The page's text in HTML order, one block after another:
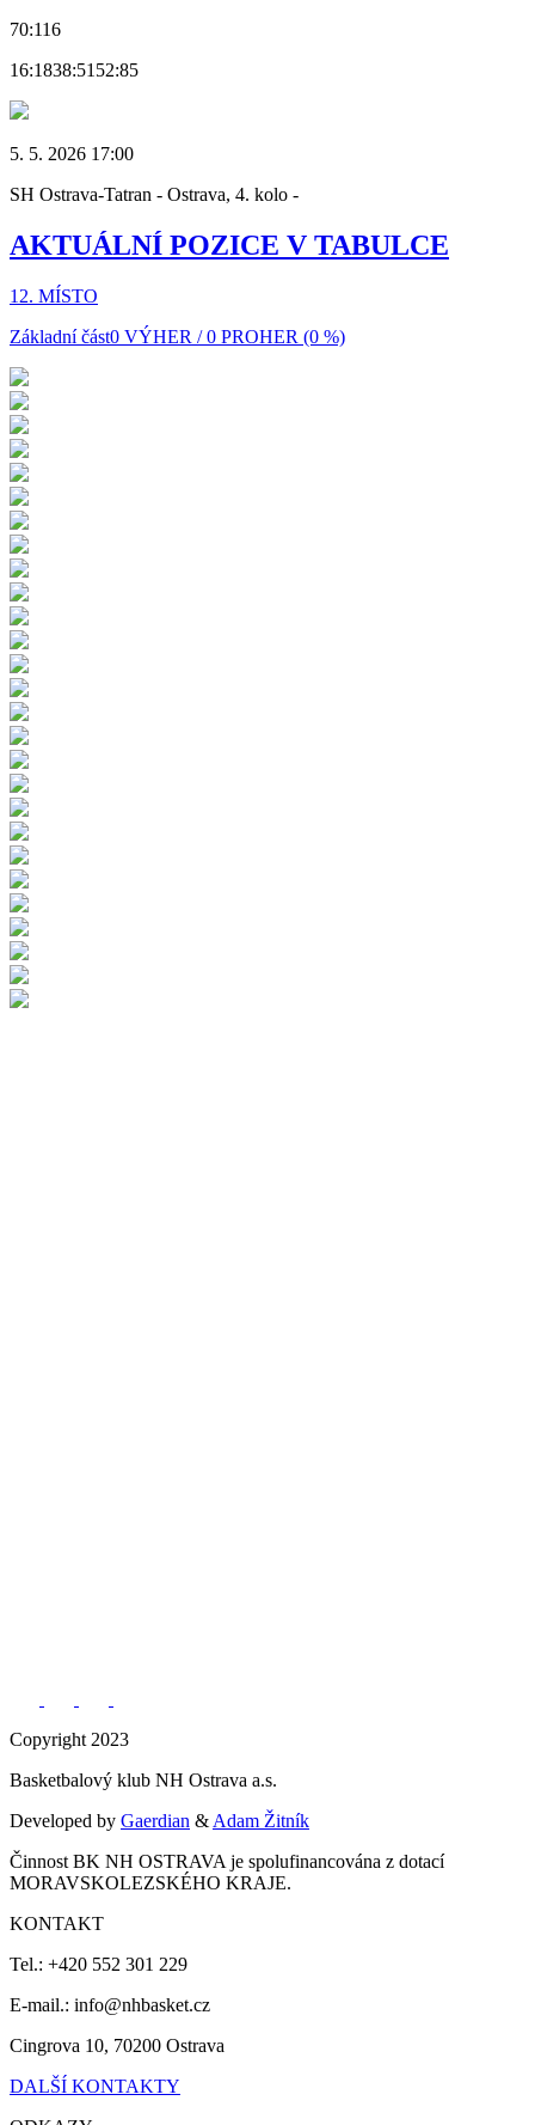
70:116
16:1838:5152:85
5. 5. 2026 17:00
SH Ostrava-Tatran - Ostrava, 4. kolo -
AKTUÁLNÍ POZICE V TABULCE
12. MÍSTO
Základní část0 VÝHER / 0 PROHER (0 %)
Copyright 2023
Basketbalový klub NH Ostrava a.s.
Developed by Gaerdian & Adam Žitník
Činnost BK NH OSTRAVA je spolufinancována z dotací
MORAVSKOLEZSKÉHO KRAJE.
KONTAKT
Tel.: +420 552 301 229
E-mail.: info@nhbasket.cz
Cingrova 10, 70200 Ostrava
DALŠÍ KONTAKTY